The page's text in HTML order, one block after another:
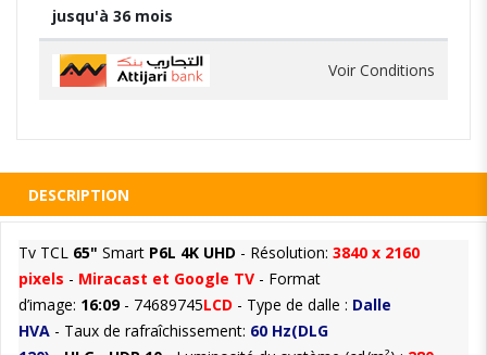
jusqu'à 36 mois
Voir Conditions
DESCRIPTION
Tv TCL 65" Smart P6L 4K UHD - Résolution: 3840 x 2160
pixels - Miracast et Google TV - Format
d’image: 16:09 - 74689745LCD - Type de dalle : Dalle
HVA - Taux de rafraîchissement: 60 Hz(DLG